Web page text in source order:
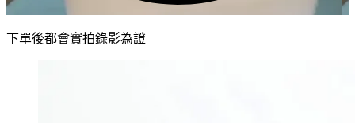
下單後都會實拍錄影為證